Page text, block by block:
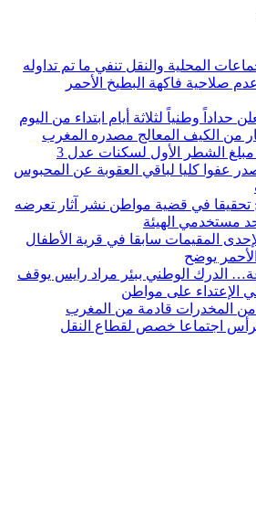
المحلية والنقل تنفي ما تم تداوله
صلاحية فاكهة البطيخ الأحمر
حداداً وطنياً لثلاثة أيام ابتداء من اليوم
من الكيف المعالج مصدره المغرب
الشطر الأول لسكنات عدل 3
عفوا كليا لباقي العقوبة عن المحبوس
تحقيقا في قضية مواطن نشر آثار تعرضه
مستخدمي الهيئة
المقيمات سابقا في قرية الأطفال
يوضح
من 24ساعة… الدرك الوطني ببئر مراد رايس يوقف
المخدرات قادمة من المغرب
اجتماعا خصص لقطاع النقل